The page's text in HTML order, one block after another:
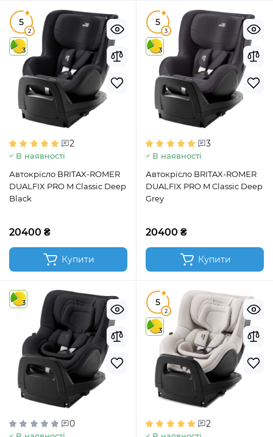
5
2
3
2
В наявності
Автокрісло BRITAX-ROMER
DUALFIX PRO M Classic Deep
Black
20400 ₴
Купити
5
3
3
3
В наявності
Автокрісло BRITAX-ROMER
DUALFIX PRO M Classic Deep
Grey
20400 ₴
Купити
3
0
5
2
3
2